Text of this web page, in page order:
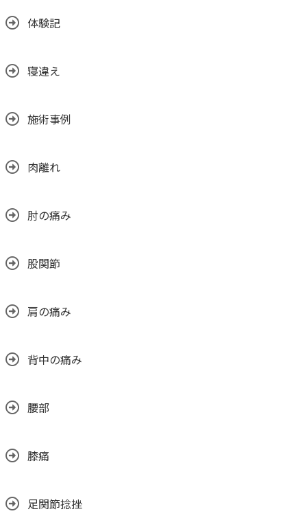
体験記
寝違え
施術事例
肉離れ
肘の痛み
股関節
肩の痛み
背中の痛み
腰部
膝痛
足関節捻挫